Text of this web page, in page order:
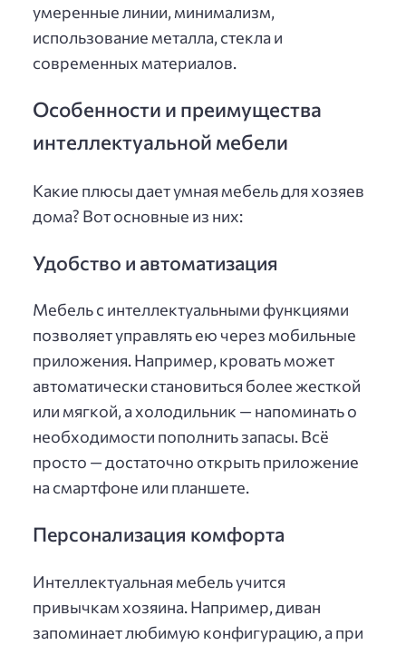
умеренные линии, минимализм,
использование металла, стекла и
современных материалов.
Особенности и преимущества
интеллектуальной мебели
Какие плюсы дает умная мебель для хозяев
дома? Вот основные из них:
Удобство и автоматизация
Мебель с интеллектуальными функциями
позволяет управлять ею через мобильные
приложения. Например, кровать может
автоматически становиться более жесткой
или мягкой, а холодильник — напоминать о
необходимости пополнить запасы. Всё
просто — достаточно открыть приложение
на смартфоне или планшете.
Персонализация комфорта
Интеллектуальная мебель учится
привычкам хозяина. Например, диван
запоминает любимую конфигурацию, а при